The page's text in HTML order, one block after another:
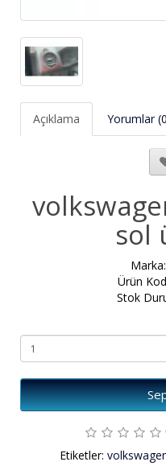
Açıklama Yorumlar
sol
Marka:
Ürün
Stok
Etiketler: